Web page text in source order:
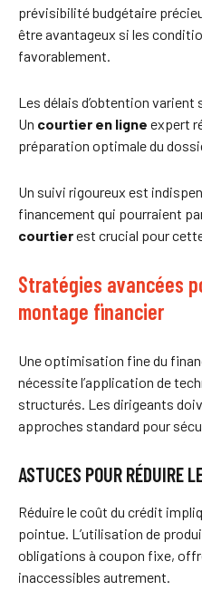
prévisibilité budgétaire
être avantageux si les
favorablement.
Les délais d’obtention
Un courtier en ligne expert
préparation optimale du
Un suivi rigoureux est
financement qui pourraient
courtierest crucial pour
Stratégies avancées
montage financier
Une optimisation fine du
nécessite l’application de
structurés. Les dirigeants
approches standard pour
ASTUCES POUR RÉDUIRE
Réduire le coût du crédit
pointue. L’utilisation de
obligations à coupon fixe,
inaccessibles autrement.